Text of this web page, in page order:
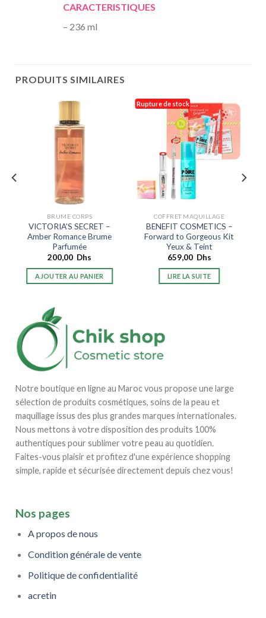
CARACTERISTIQUES
– 236 ml
PRODUITS SIMILAIRES
BRUME CORPS
VICTORIA’S SECRET –
Amber Romance Brume
Parfumée
200,00 Dhs
AJOUTER AU PANIER
Rupture de stock
COFFRET MAQUILLAGE
BENEFIT COSMETICS –
Forward to Gorgeous Kit
Yeux & Teint
659,00 Dhs
LIRE LA SUITE
Notre boutique en ligne au Maroc vous propose une large
sélection de produits cosmétiques, soins de la peau et
maquillage issus des plus grandes marques internationales.
Nous mettons à votre disposition des produits 100%
authentiques pour sublimer votre peau au quotidien.
Faites-vous plaisir et profitez d'une expérience shopping
simple, rapide et sécurisée directement depuis chez vous!
Nos pages
A propos de nous
Condition générale de vente
Politique de confidentialité
acretin